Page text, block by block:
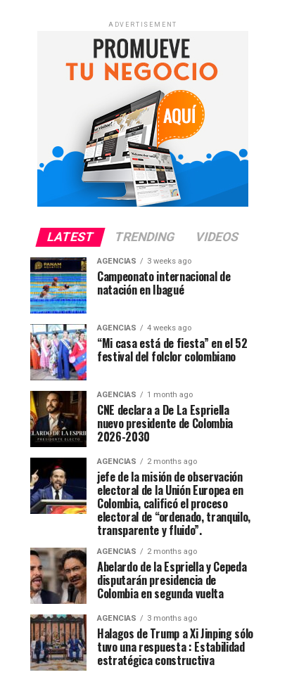
ADVERTISEMENT
LATEST TRENDING VIDEOS
AGENCIAS 3 weeks ago
Campeonato internacional de
natación en Ibagué
AGENCIAS 4 weeks ago
“Mi casa está de fiesta” en el 52
festival del folclor colombiano
AGENCIAS 1 month ago
CNE declara a De La Espriella
nuevo presidente de Colombia
2026-2030
AGENCIAS 2 months ago
jefe de la misión de observación
electoral de la Unión Europea en
Colombia, calificó el proceso
electoral de “ordenado, tranquilo,
transparente y fluido”.
AGENCIAS 2 months ago
Abelardo de la Espriella y Cepeda
disputarán presidencia de
Colombia en segunda vuelta
AGENCIAS 3 months ago
Halagos de Trump a Xi Jinping sólo
tuvo una respuesta : Estabilidad
estratégica constructiva